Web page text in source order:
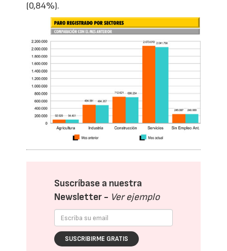
(0,84%).
Suscríbase a nuestra
Newsletter - Ver ejemplo
SUSCRIBIRME GRATIS